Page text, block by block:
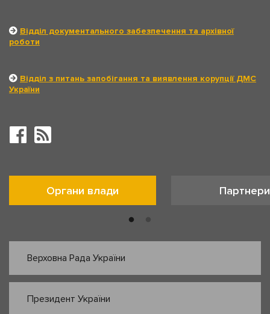
Відділ документального забезпечення та архівної
роботи
Відділ з питань запобігання та виявлення корупції ДМС
України
Органи влади Партнери
Верховна Рада України
Президент України